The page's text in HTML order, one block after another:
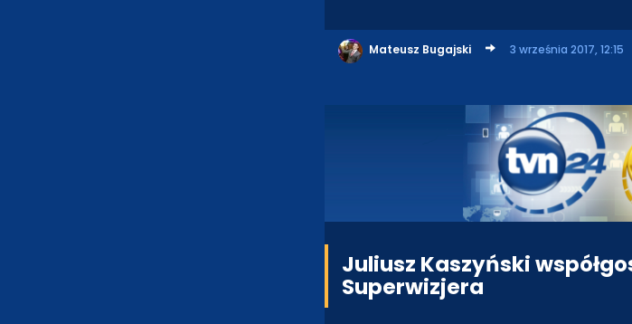
Mateusz Bugajski 3 września 2017, 12:15
Juliusz Kaszyński
Superwizjera